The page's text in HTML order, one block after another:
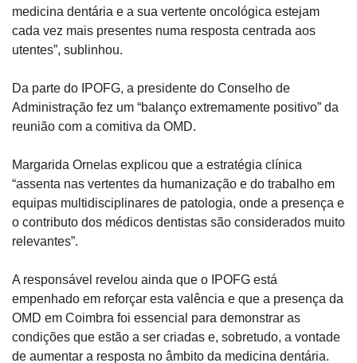
medicina dentária e a sua vertente oncológica estejam
cada vez mais presentes numa resposta centrada aos
utentes”, sublinhou.
Da parte do IPOFG, a presidente do Conselho de
Administração fez um “balanço extremamente positivo” da
reunião com a comitiva da OMD.
Margarida Ornelas explicou que a estratégia clínica
“assenta nas vertentes da humanização e do trabalho em
equipas multidisciplinares de patologia, onde a presença e
o contributo dos médicos dentistas são considerados muito
relevantes”.
A responsável revelou ainda que o IPOFG está
empenhado em reforçar esta valência e que a presença da
OMD em Coimbra foi essencial para demonstrar as
condições que estão a ser criadas e, sobretudo, a vontade
de aumentar a resposta no âmbito da medicina dentária.